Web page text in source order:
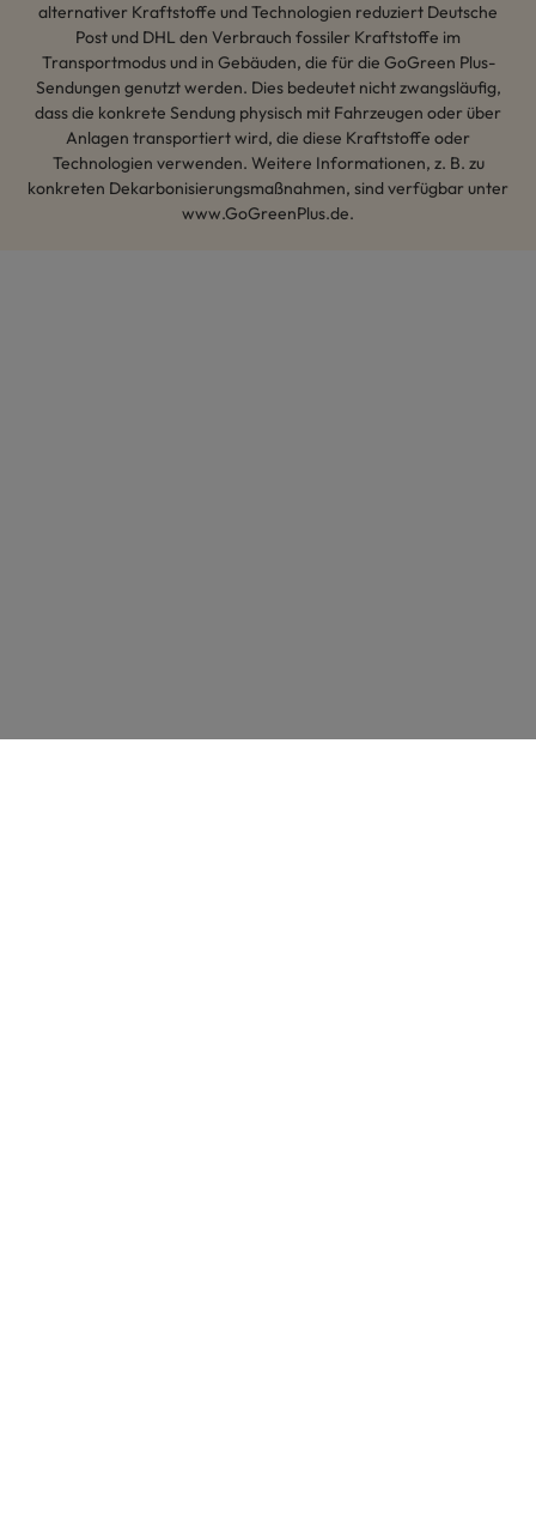
alternativer Kraftstoffe und Technologien reduziert Deutsche
Post und DHL den Verbrauch fossiler Kraftstoffe im
Transportmodus und in Gebäuden, die für die GoGreen Plus-
Sendungen genutzt werden. Dies bedeutet nicht zwangsläufig,
dass die konkrete Sendung physisch mit Fahrzeugen oder über
Anlagen transportiert wird, die diese Kraftstoffe oder
Technologien verwenden. Weitere Informationen, z. B. zu
konkreten Dekarbonisierungsmaßnahmen, sind verfügbar unter
www.GoGreenPlus.de.